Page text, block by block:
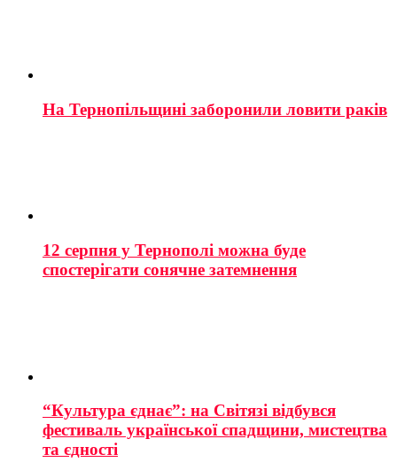
На Тернопільщині заборонили ловити раків
12 серпня у Тернополі можна буде
спостерігати сонячне затемнення
“Культура єднає”: на Світязі відбувся
фестиваль української спадщини, мистецтва
та єдності